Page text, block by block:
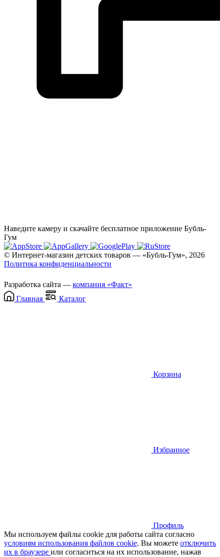
Наведите камеру и скачайте бесплатное приложение Бубль-
Гум
© Интернет-магазин детских товаров — «Бубль-Гум», 2026
Политика конфиденциальности
Разработка сайта — компания «Факт»
Главная
Каталог
Корзина
Избранное
Профиль
Мы используем файлы cookie для работы сайта согласно
условиям использования файлов cookie. Вы можете отключить
их в браузере или cогласиться на их использование, нажав